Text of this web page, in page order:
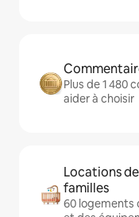
Plus de 1 480
aider à choisir
Locations
familles
60 logements